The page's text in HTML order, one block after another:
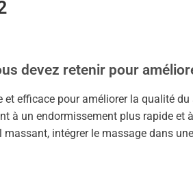
devez retenir pour
efficace pour améliorer la qualité
à un endormissement plus rapide
intégrer le massage dans